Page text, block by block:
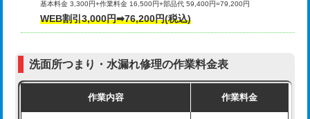
マス交換（深さ50㎝以上）
モルタル補修（厚さ10㎝まで） 27,500円
式・ワンホール）)
（P/S/ポップアップ））
交換・取付（その他部品） 11,000円+材料費
持込商品取付（単水栓） 13,200円
基本料金 3,300円+作業料金 16,500円+部品代 59,400円=79,200円
WEB割引3,000円➡76,200円(税込)
洗面所つまり・水漏れ修理の作業料金表
作業内容 作業料金